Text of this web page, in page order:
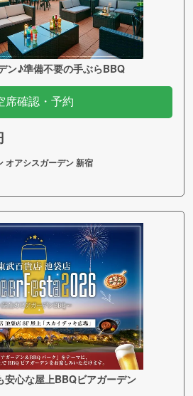
ン♪準備不要の手ぶらBBQ
席確認・予約
オアシスガーデン 新宿
安心な屋上BBQビアガーデン